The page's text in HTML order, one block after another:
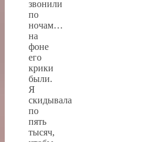
звонили
по
ночам…
на
фоне
его
крики
были.
Я
скидывала
по
пять
тысяч,